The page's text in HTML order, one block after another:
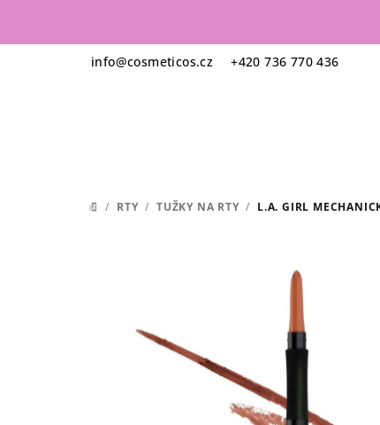
info@cosmeticos.cz +420 736 770 436
DOMŮ
/ RTY / TUŽKY NA RTY / L.A. GIRL